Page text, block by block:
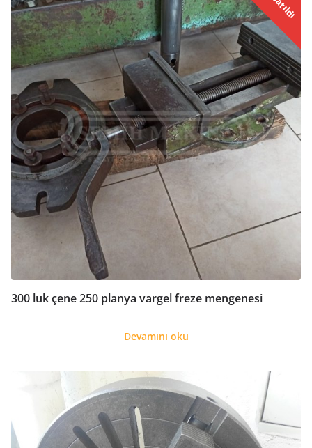
Satıldı
300 luk çene 250 planya vargel freze mengenesi
Devamını oku